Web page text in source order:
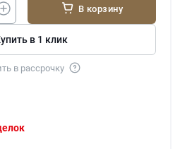
В корзину
в 1 клик
в рассрочку